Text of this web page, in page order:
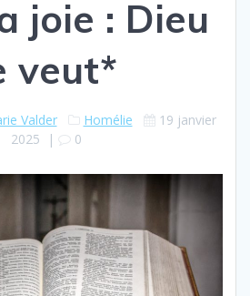
joie : Dieu
veut*
Valder Homélie
19 janvier
2025 | 0